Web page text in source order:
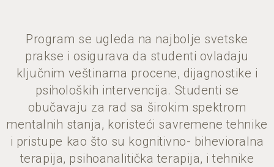
Program se ugleda na najbolje svetske
prakse i osigurava da studenti ovladaju
ključnim veštinama procene, dijagnostike i
psiholoških intervencija. Studenti se
obučavaju za rad sa širokim spektrom
mentalnih stanja, koristeći savremene tehnike
i pristupe kao što su kognitivno- bihevioralna
terapija, psihoanalitička terapija, i tehnike